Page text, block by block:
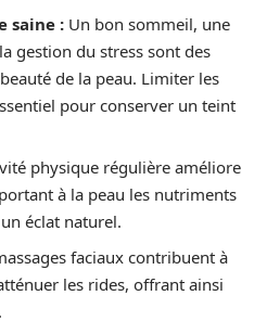
saine : Un bon sommeil, une
gestion du stress sont des
de la peau. Limiter les
pour conserver un teint
physique régulière améliore
à la peau les nutriments
éclat naturel.
faciaux contribuent à
les rides, offrant ainsi